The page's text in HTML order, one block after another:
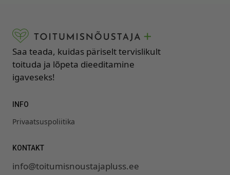
Saa teada, kuidas päriselt tervislikult
toituda ja lõpeta dieeditamine
igaveseks!
INFO
Privaatsuspoliitika
KONTAKT
info@toitumisnoustajapluss.ee